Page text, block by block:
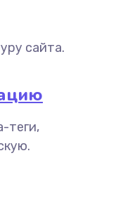
сайта.
теги,